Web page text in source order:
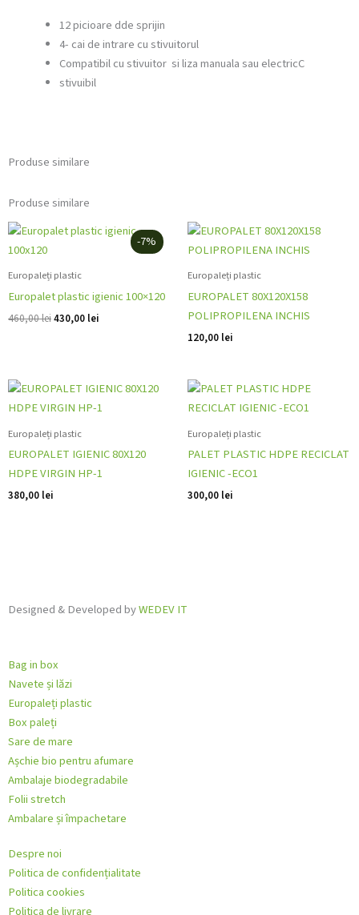
12 picioare dde sprijin
4- cai de intrare cu stivuitorul
Compatibil cu stivuitor si liza manuala sau electricC
stivuibil
Produse similare
Produse similare
-7%
Europaleți plastic
Europalet plastic igienic 100×120
460,00lei
Prețul
inițial
460,00 lei.
430,00 lei
Prețul
curent
Europaleți plastic
EUROPALET 80X120X158
POLIPROPILENA INCHIS
120,00 lei
Europaleți plastic
EUROPALET IGIENIC 80X120
HDPE VIRGIN HP-1
380,00 lei
Europaleți plastic
PALET PLASTIC HDPE RECICLAT
IGIENIC -ECO1
300,00 lei
Designed & Developed byWEDEV IT
Bag in box
Navete și lăzi
Europaleți plastic
Box paleți
Sare de mare
Așchie bio pentru afumare
Ambalaje biodegradabile
Folii stretch
Ambalare și împachetare
Despre noi
Politica de confidențialitate
Politica cookies
Politica de livrare